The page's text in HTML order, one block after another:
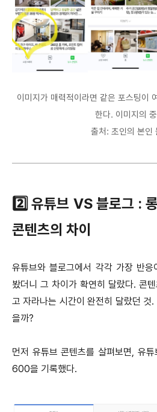
이미지가 매력적이라면 같은 포스팅이
한다. 이미지의
출처: 초인의 본인
2️⃣ 유튜브 VS 블로그 :
콘텐츠의 차이
유튜브와 블로그에서 각각 가장 반
봤더니 그 차이가 확연히 달랐다. 콘
고 자라나는 시간이 완전히 달랐던 것
을까?
먼저 유튜브 콘텐츠를 살펴보면, 유
600을 기록했다.